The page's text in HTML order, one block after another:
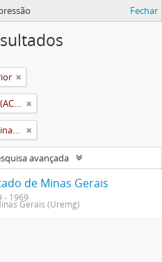
Fechar
Arquivo Central e Histórico da UFV (ACH-UFV)
Universidade Rural do Estado de Minas Gerais (Uremg)
avançada
de Minas Gerais
- 1969
Gerais (Uremg)